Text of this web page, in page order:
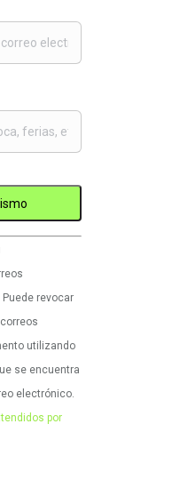
revocar
utilizando
se encuentra
electrónico.
por